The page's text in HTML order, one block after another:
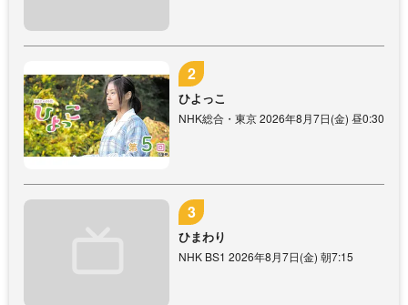
ひよっこ
NHK総合・東京 2026年8月7日(金) 昼0:30
ひまわり
NHK BS1 2026年8月7日(金) 朝7:15